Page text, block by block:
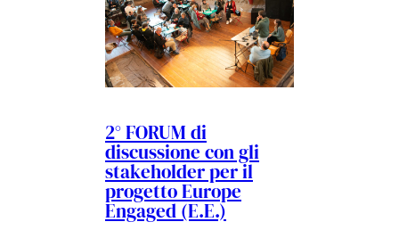
2° FORUM di
discussione con gli
stakeholder per il
progetto Europe
Engaged (E.E.)